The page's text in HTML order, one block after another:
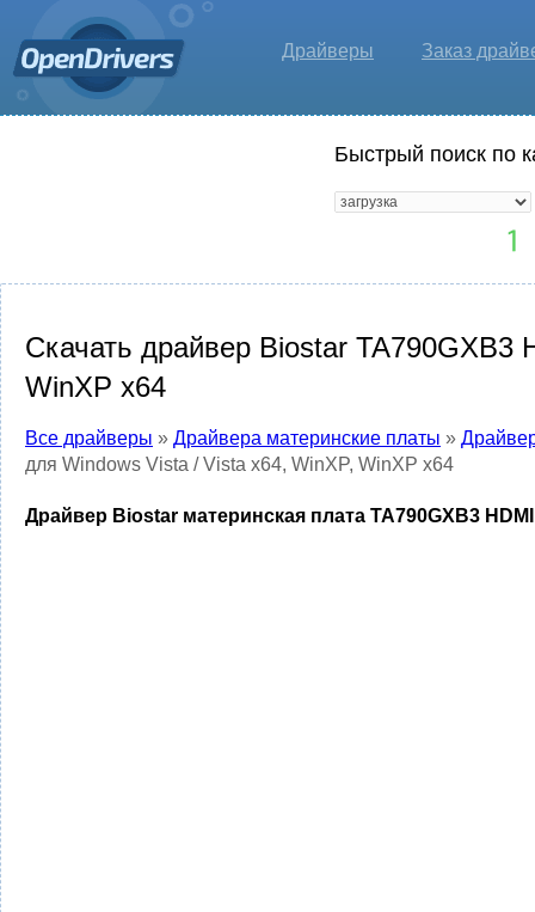
Драйверы Заказ
Быстрый поиск по
Скачать драйвер Biostar TA790GXB3
WinXP x64
Все драйверы » Драйвера материнские платы »
для Windows Vista / Vista x64, WinXP, WinXP x64
Драйвер Biostar материнская плата TA790GXB3